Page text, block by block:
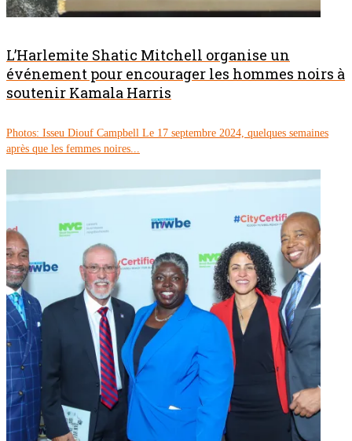
L’Harlemite Shatic Mitchell organise un
événement pour encourager les hommes noirs à
soutenir Kamala Harris
Photos: Isseu Diouf Campbell Le 17 septembre 2024, quelques semaines
après que les femmes noires...